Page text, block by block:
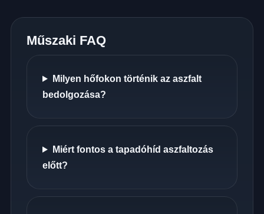
Műszaki FAQ
Milyen hőfokon történik az aszfalt
bedolgozása?
Miért fontos a tapadóhíd aszfaltozás
előtt?